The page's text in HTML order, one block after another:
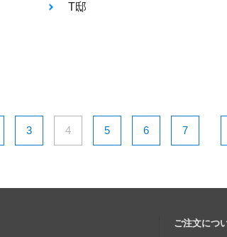
T邸
3 4 5 6 7
ご注文につ